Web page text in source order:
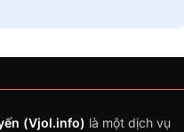
(Vjol.info) là một dịch vụ